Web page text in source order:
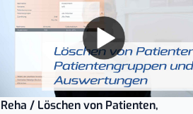
Reha / Löschen von Patienten,